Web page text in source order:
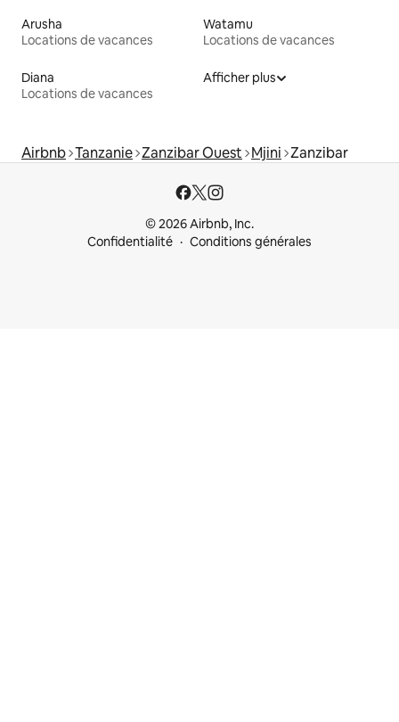
Arusha
Locations de vacances
Watamu
Locations de vacances
Diana
Locations de vacances
Afficher plus
Airbnb Tanzanie Zanzibar Ouest Mjini Zanzibar
© 2026 Airbnb, Inc.
Confidentialité
Conditions générales